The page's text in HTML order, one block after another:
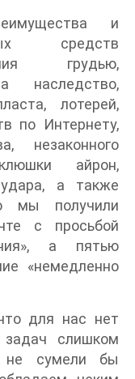
и
средств
грудью,
наследство,
лотерей,
по Интернету,
незаконного
айрон,
а также
мы получили
с просьбой
а пятью
«немедленно
для нас нет
слишком
сумели бы